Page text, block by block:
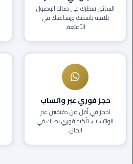
ليموزين
دهب
راس
سدر
السائق ينتظرك في صالة الوصول
بلافتة باسمك ويساعدك في
الأمتعة.
حجز فوري عبر واتساب
احجز في أقل من دقيقتين عبر
الواتساب. تأكيد فوري يصلك في
الحال.